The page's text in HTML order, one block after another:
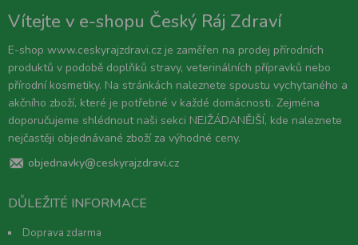
Vítejte v e-shopu Český Ráj Zdraví
E-shop www.ceskyrajzdravi.cz je zaměřen na prodej přírodních
produktů v podobě doplňků stravy, veterinálních přípravků nebo
přírodní kosmetiky. Na stránkách naleznete spoustu vychytaného a
akčního zboží, které je potřebné v každé domácnosti. Zejména
doporučujeme shlédnout naši sekci NEJŽÁDANĚJŠÍ, kde naleznete
nejčastěji objednávané zboží za výhodné ceny.
objednavky@ceskyrajzdravi.cz
DŮLEŽITÉ INFORMACE
Doprava zdarma